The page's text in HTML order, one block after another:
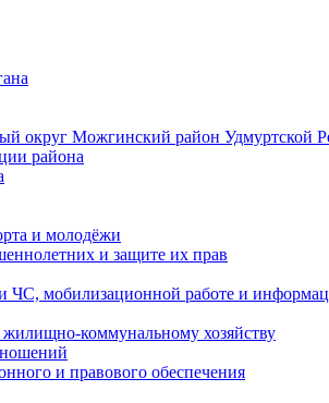
округ Можгинский район Удмуртской
района
и молодёжи
и защите их прав
ЧС, мобилизационной работе и
жилищно-коммунальному хозяйству
и правового обеспечения